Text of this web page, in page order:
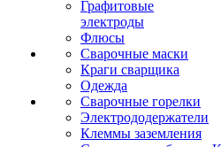
Графитовые
электроды
Флюсы
Сварочные маски
Краги сварщика
Одежда
Сварочные горелки
Электрододержатели
Клеммы заземления